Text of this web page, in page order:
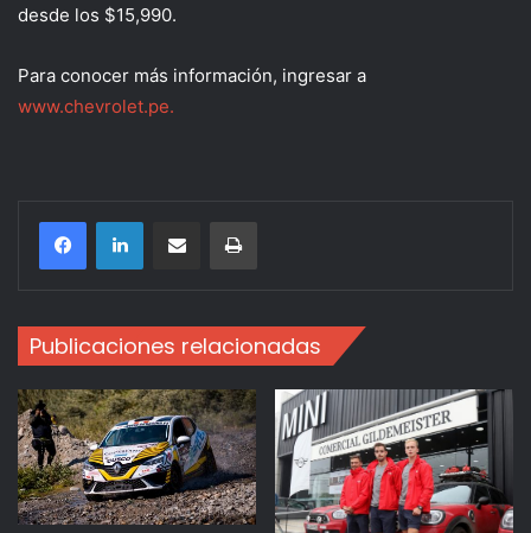
desde los $15,990.
Para conocer más información, ingresar a
www.chevrolet.pe.
Compartir por correo electrónicoImprimir
Publicaciones relacionadas